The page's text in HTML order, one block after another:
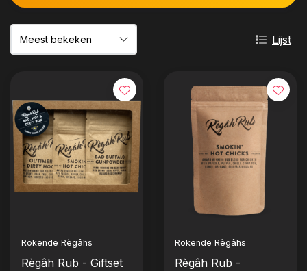
Lijst
Rokende Règâhs
Règâh Rub - Giftset
Rokende Règâhs
Règâh Rub -